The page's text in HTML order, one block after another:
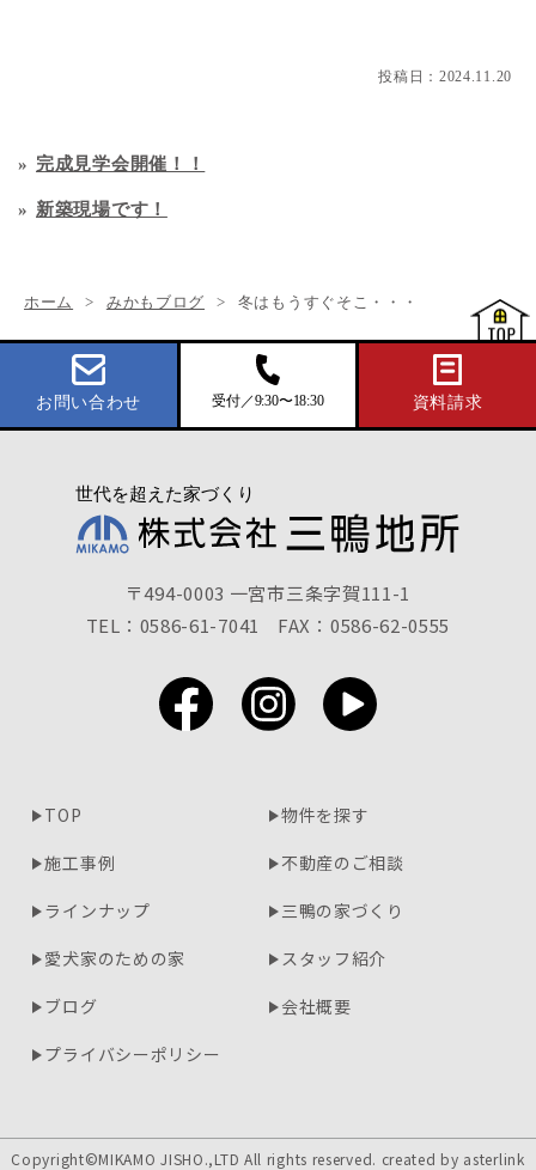
投稿日： 2024.11.20
完成見学会開催！！
新築現場です！
ホーム みかもブログ 冬はもうすぐそこ・・・
お問い合わせ 受付／9:30〜18:30 資料請求
〒494-0003 一宮市三条字賀111-1
TEL：0586-61-7041
FAX：0586-62-0555
TOP
物件を探す
施工事例
不動産のご相談
ラインナップ
三鴨の家づくり
愛犬家のための家
スタッフ紹介
ブログ
会社概要
プライバシーポリシー
Copyright©MIKAMO JISHO.,LTD All rights reserved. created by asterlink